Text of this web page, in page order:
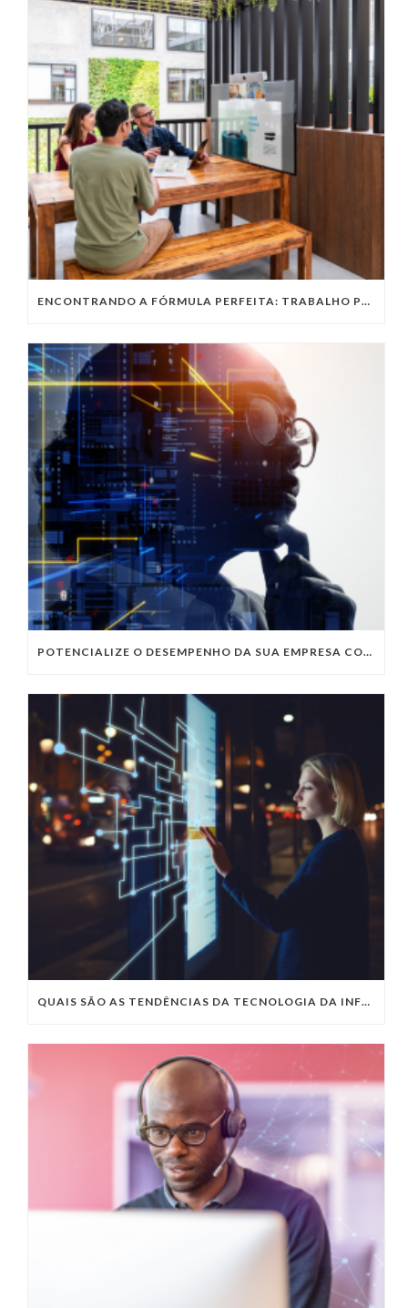
ENCONTRANDO A FÓRMULA PERFEITA: TRABALHO PRESENCIAL, HOME OFFICE OU TRABALHO HÍBRIDO?
POTENCIALIZE O DESEMPENHO DA SUA EMPRESA COM OS SERVIÇOS DE TI DA VIVO VITA
QUAIS SÃO AS TENDÊNCIAS DA TECNOLOGIA DA INFORMAÇÃO PARA 2023?